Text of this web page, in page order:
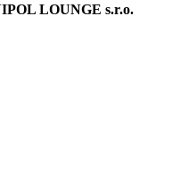
LOUNGE s.r.o.